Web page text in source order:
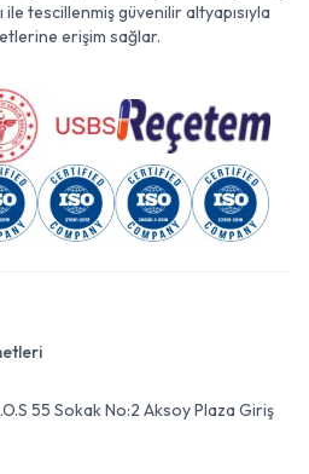
tescillenmiş güvenilir altyapısıyla
erişim sağlar.
55 Sokak No:2 Aksoy Plaza Giriş